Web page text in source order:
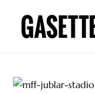
content